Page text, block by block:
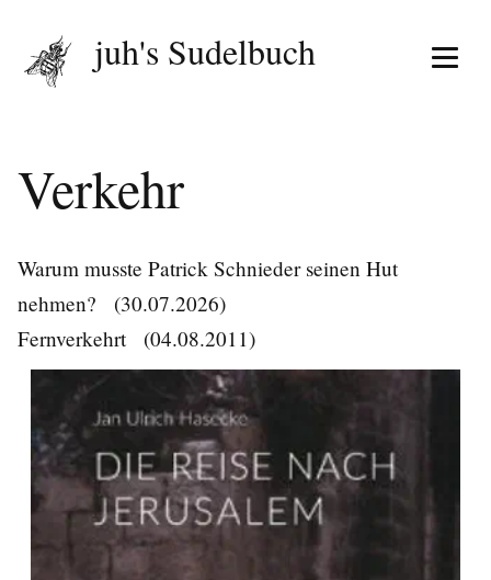
Menü
juh's Sudelbuch
Verkehr
Warum musste Patrick Schnieder seinen Hut
nehmen?
(30.07.2026)
Fernverkehrt
(04.08.2011)